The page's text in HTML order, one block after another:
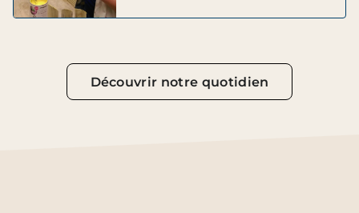
Découvrir notre quotidien